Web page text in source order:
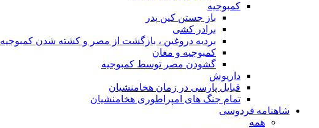
کمبوجیه
باز جستن کین پدر
برادر کشی
بردیه دروغین ، بازگشت از مصر و کشته شدن کمبوجیه
کمبوجیه و مغان
گشودن مصر توسط کمبوجیه
داریوش
قبایل پارسی در زمان هخامنشیان
تمام جنگ های امپراطوری هخامنشیان
شاهنامه فردوسی
همه